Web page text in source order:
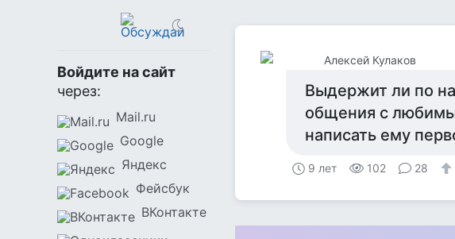
Войдите на сайт
через:
Mail.ru
Google
Яндекс
Фейсбук
ВКонтакте
Алексей Кулаков
Выдержит ли по
общения с
написать ему
9 лет 102 28